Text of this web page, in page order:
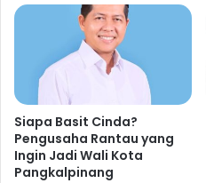
Siapa Basit Cinda?
Pengusaha Rantau yang
Ingin Jadi Wali Kota
Pangkalpinang